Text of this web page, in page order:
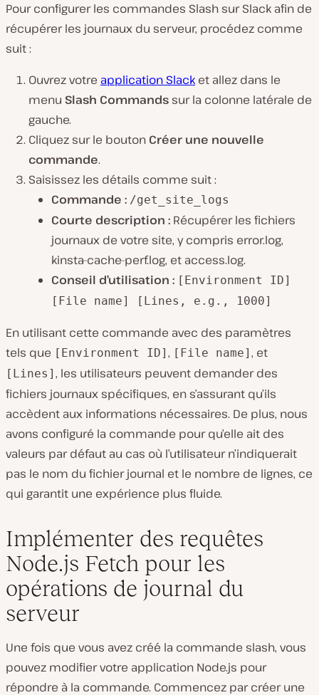
Pour configurer les commandes Slash sur Slack afin de
récupérer les journaux du serveur, procédez comme
suit :
Ouvrez votre application Slack et allez dans le
menu Slash Commands sur la colonne latérale de
gauche.
Cliquez sur le bouton Créer une nouvelle
commande.
Saisissez les détails comme suit :
Commande : /get_site_logs
Courte description : Récupérer les fichiers
journaux de votre site, y compris error.log,
kinsta-cache-perf.log, et access.log.
Conseil d’utilisation : [Environment ID]
[File name] [Lines, e.g., 1000]
En utilisant cette commande avec des paramètres
tels que [Environment ID] , [File name] , et
[Lines] , les utilisateurs peuvent demander des
fichiers journaux spécifiques, en s’assurant qu’ils
accèdent aux informations nécessaires. De plus, nous
avons configuré la commande pour qu’elle ait des
valeurs par défaut au cas où l’utilisateur n’indiquerait
pas le nom du fichier journal et le nombre de lignes, ce
qui garantit une expérience plus fluide.
Implémenter des requêtes
Node.js Fetch pour les
opérations de journal du
serveur
Une fois que vous avez créé la commande slash, vous
pouvez modifier votre application Node.js pour
répondre à la commande. Commencez par créer une